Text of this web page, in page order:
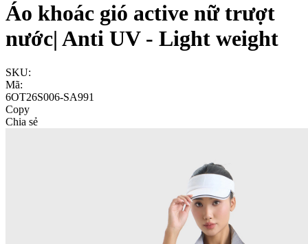
Áo khoác gió active nữ trượt
nước| Anti UV - Light weight
SKU:
Mã:
6OT26S006-SA991
Copy
Chia sẻ